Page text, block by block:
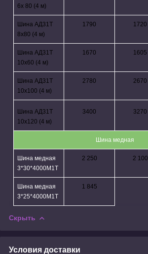
6х 80 (4 м)
Шина АД31Т
8х80 (4 м)
1790 1720
Шина АД31Т
10х60 (4 м)
1670 1605
Шина АД31Т
10х100 (4 м)
2780 2670
Шина АД31Т
10х120 (4 м)
3400 3270
Шина медная
Шина медная
3*30*4000М1Т
2 250 2 100
Шина медная
3*25*4000М1Т
1 845
Скрыть
Условия доставки